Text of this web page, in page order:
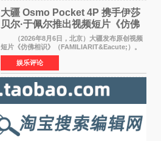
大疆 Osmo Pocket 4P 携手伊莎
贝尔·于佩尔推出视频短片《仿佛
相识》
（2026年8月6日，北京）大疆发布原创视频
短片《仿佛相识》（FAMILIARIT&Eacute;）。
视频短片由戛纳国际电影节最佳女演员伊莎贝尔·
于佩尔（Isabelle Huppert）主演，全程使用大
疆首款双主摄口
娱乐评论